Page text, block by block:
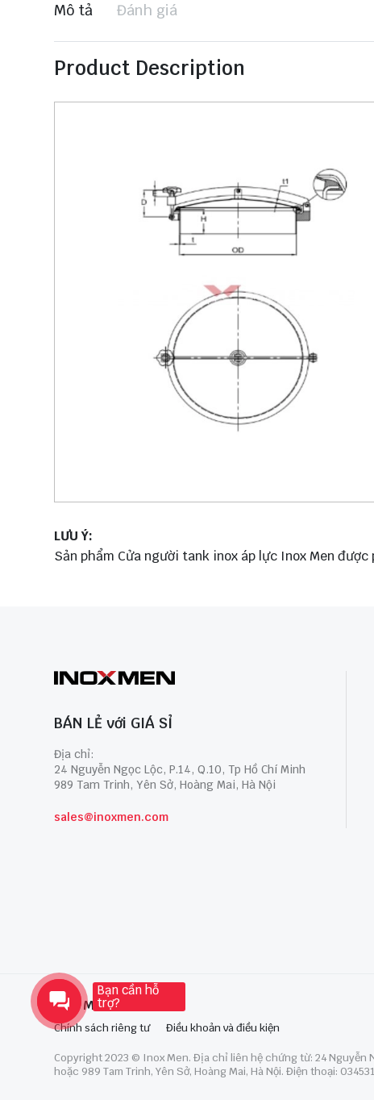
Mô tả Đánh giá
Product Description
LƯU Ý:
Sản phẩm Cửa người tank inox áp lực Inox Men
BÁN LẺ với GIÁ SỈ
Địa chỉ:
24 Nguyễn Ngọc Lộc, P.14, Q.10, Tp Hồ Chí Minh
989 Tam Trinh, Yên Sở, Hoàng Mai, Hà Nội
sales@inoxmen.com
Inox Men
Chính sách riêng tư Điều khoản và điều kiện
Copyright 2023 © Inox Men. Địa chỉ liên hệ chứng từ: 24 Nguyễn
hoặc 989 Tam Trinh, Yên Sở, Hoàng Mai, Hà Nội. Điện thoại:
Bạn cần hỗ
trợ?